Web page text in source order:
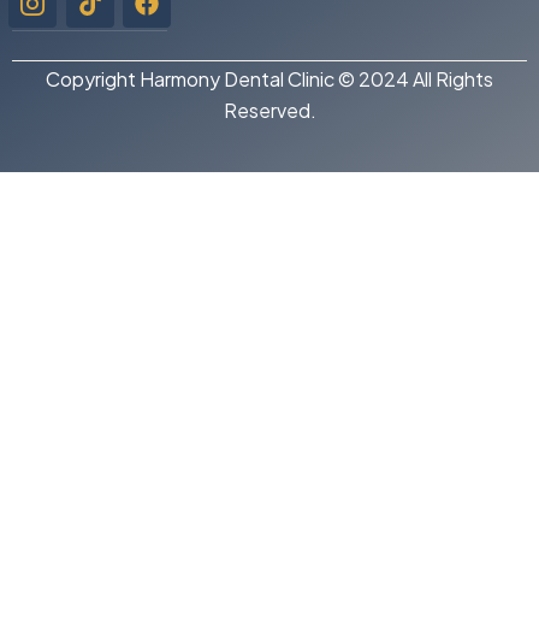
instagram-
1
Copyright Harmony Dental Clinic © 2024 All Rights
Reserved.